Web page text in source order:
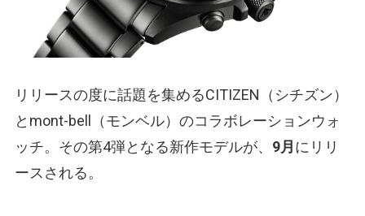
リリースの度に話題を集めるCITIZEN（シチズン）
とmont-bell（モンベル）のコラボレーションウォ
ッチ。その第4弾となる新作モデルが、 9月 にリリ
ースされる。